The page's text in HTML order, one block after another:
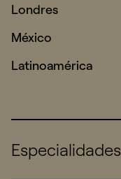
Londres
México
Latinoamérica
Especialidades